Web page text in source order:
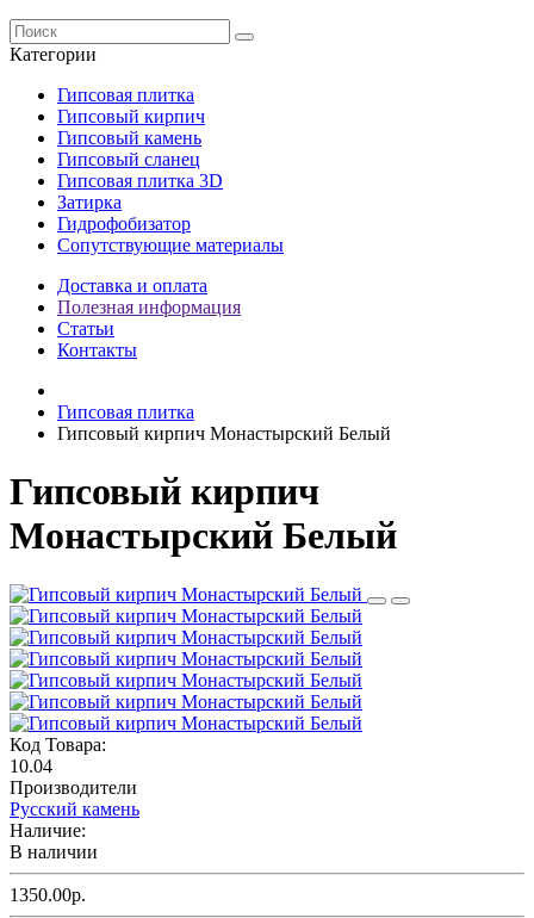
Категории
Гипсовая плитка
Гипсовый кирпич
Гипсовый камень
Гипсовый сланец
Гипсовая плитка 3D
Затирка
Гидрофобизатор
Сопутствующие материалы
Доставка и оплата
Полезная информация
Статьи
Контакты
Гипсовая плитка
Гипсовый кирпич Монастырский Белый
Гипсовый кирпич
Монастырский Белый
Код Товара:
10.04
Производители
Русский камень
Наличие:
В наличии
1350.00р.